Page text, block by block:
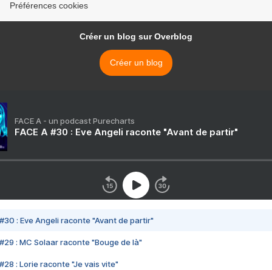
Préférences cookies
Créer un blog sur Overblog
Créer un blog
FACE A - un podcast Purecharts
FACE A #30 : Eve Angeli raconte "Avant de partir"
#30 : Eve Angeli raconte "Avant de partir"
#29 : MC Solaar raconte "Bouge de là"
#28 : Lorie raconte "Je vais vite"